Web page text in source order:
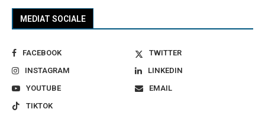
MEDIAT SOCIALE
FACEBOOK
TWITTER
INSTAGRAM
LINKEDIN
YOUTUBE
EMAIL
TIKTOK